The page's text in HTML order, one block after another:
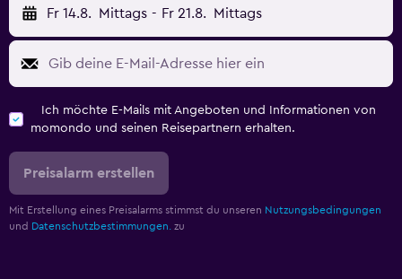
Fr 14.8. Mittags - Fr 21.8. Mittags
Ich möchte E-Mails mit Angeboten und Informationen von
momondo und seinen Reisepartnern erhalten.
Preisalarm erstellen
Mit Erstellung eines Preisalarms stimmst du unseren Nutzungsbedingungen
und Datenschutzbestimmungen. zu